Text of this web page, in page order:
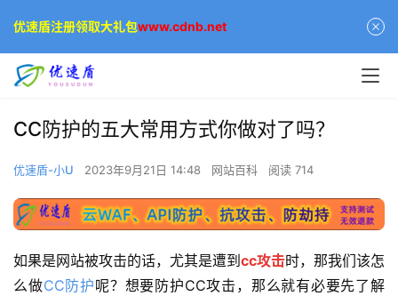
CC防护的五大常用方式你做对了吗？
优速盾-小U 2023年9月21日 14:48 网站百科 阅读 714
如果是网站被攻击的话，尤其是遭到cc攻击时，那我们该怎
么做CC防护呢？想要防护CC攻击，那么就有必要先了解
优速盾注册领取大礼包www.cdnb.net